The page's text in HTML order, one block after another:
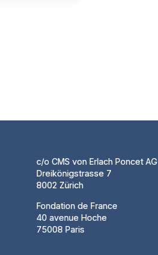
c/o CMS von Erlach Poncet AG
Dreikönigstrasse 7
8002 Zürich
Fondation de France
40 avenue Hoche
75008 Paris